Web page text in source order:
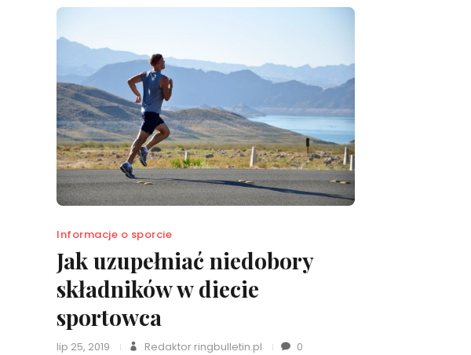
Informacje o sporcie
Jak uzupełniać niedobory
składników w diecie
sportowca
lip 25, 2019 Redaktor ringbulletin.pl 0